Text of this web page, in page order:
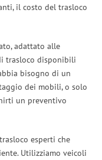
il costo del trasloco
adattato alle
trasloco disponibili
bisogno di un
dei mobili, o solo
un preventivo
esperti che
Utilizziamo veicoli